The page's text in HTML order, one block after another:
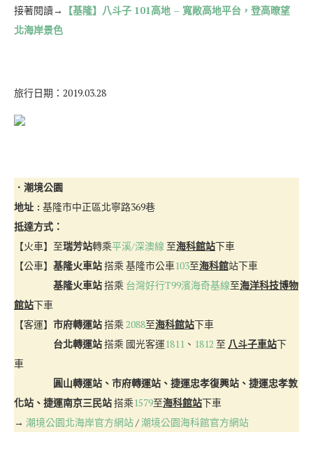
接著閱讀→
【基隆】八斗子 101高地 – 寬敞高地平台，登高暸望
北海岸景色
旅行日期：2019.03.28
．潮境公園
地址 : 基隆市中正區北寧路369巷
抵達方式：
【火車】至瑞芳站轉乘平溪/深澳線 至海科館站下車
【公車】 基隆火車站搭乘 基隆市公車103至海科館站下車
基隆火車站搭乘 台灣好行T99濱海奇基線至海洋科技博物
館站下車
【客運】 市府轉運站搭乘 2088至海科館站下車
台北轉運站搭乘 國光客運1811 、 1812 至 八斗子車站下
車
圓山轉運站、市府轉運站、捷運忠孝復興站、捷運忠孝敦
化站、捷運南京三民站搭乘1579至海科館站下車
→ 潮境公園北海岸官方網站/ 潮境公園海科館官方網站